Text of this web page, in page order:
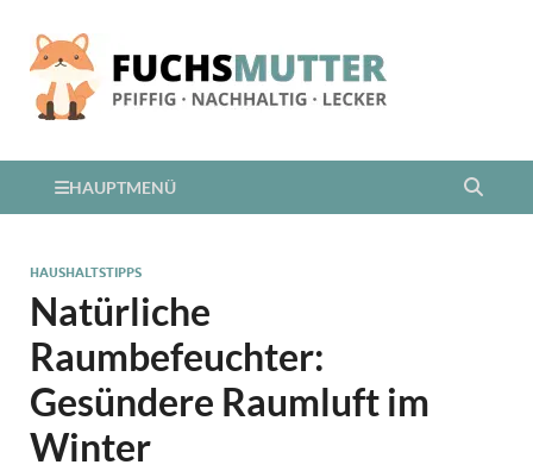
HAUPTMENÜ
HAUSHALTSTIPPS
Natürliche
Raumbefeuchter:
Gesündere Raumluft im
Winter